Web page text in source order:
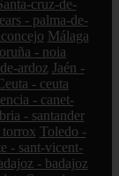
cruz-de-
- palma-de-
Málaga
- noia
ardoz Jaén -
- ceuta
- canet-
- santander
torrox Toledo -
- sant-vicent-
- badajoz